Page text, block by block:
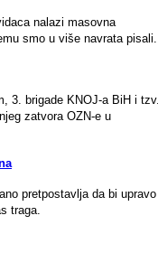
nalazi masovna
smo u više navrata pisali.
3. brigade KNOJ-a BiH i tzv.
zatvora OZN-e u
pretpostavlja da bi upravo
traga.